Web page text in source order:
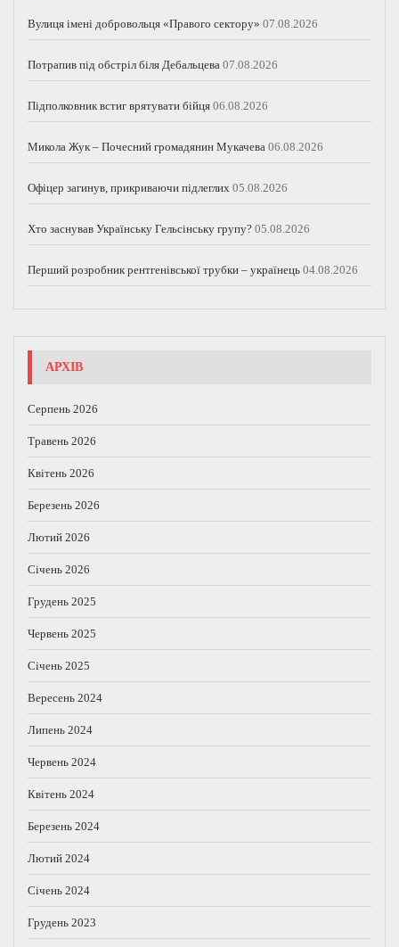
Вулиця імені добровольця «Правого сектору» 07.08.2026
Потрапив під обстріл біля Дебальцева 07.08.2026
Підполковник встиг врятувати бійця 06.08.2026
Микола Жук – Почесний громадянин Мукачева 06.08.2026
Офіцер загинув, прикриваючи підлеглих 05.08.2026
Хто заснував Українську Гельсінську групу? 05.08.2026
Перший розробник рентгенівської трубки – українець 04.08.2026
АРХІВ
Серпень 2026
Травень 2026
Квітень 2026
Березень 2026
Лютий 2026
Січень 2026
Грудень 2025
Червень 2025
Січень 2025
Вересень 2024
Липень 2024
Червень 2024
Квітень 2024
Березень 2024
Лютий 2024
Січень 2024
Грудень 2023